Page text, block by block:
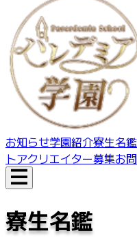
お知らせ学園紹介寮生名鑑
トアクリエイター募集お
寮生名鑑